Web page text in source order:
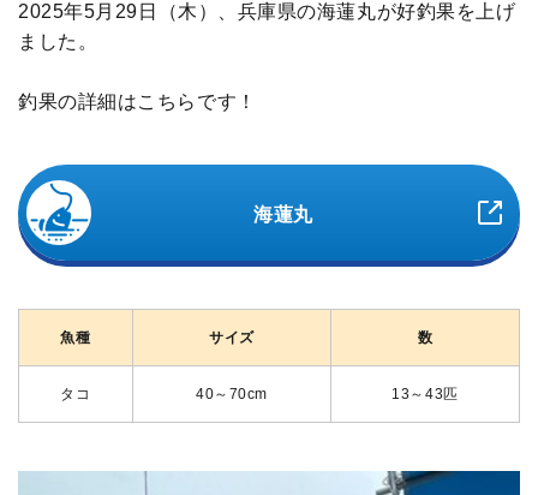
2025年5月29日（木）、兵庫県の海蓮丸が好釣果を上げ
ました。
釣果の詳細はこちらです！
海蓮丸
魚種 サイズ 数
タコ 40～70cm 13～43匹